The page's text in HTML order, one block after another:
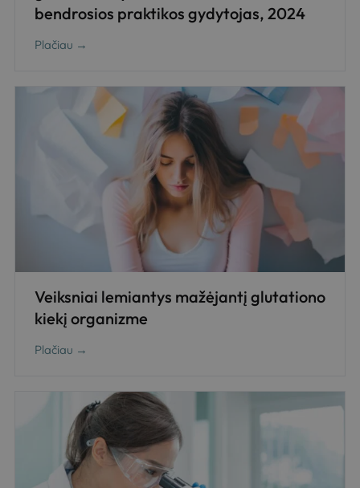
bendrosios praktikos gydytojas, 2024
Plačiau →
Veiksniai lemiantys mažėjantį glutationo
kiekį organizme
Plačiau →